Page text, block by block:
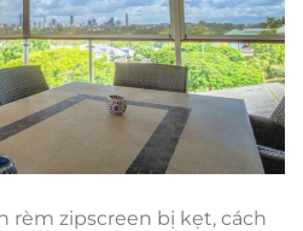
rèm zipscreen bị kẹt, cách